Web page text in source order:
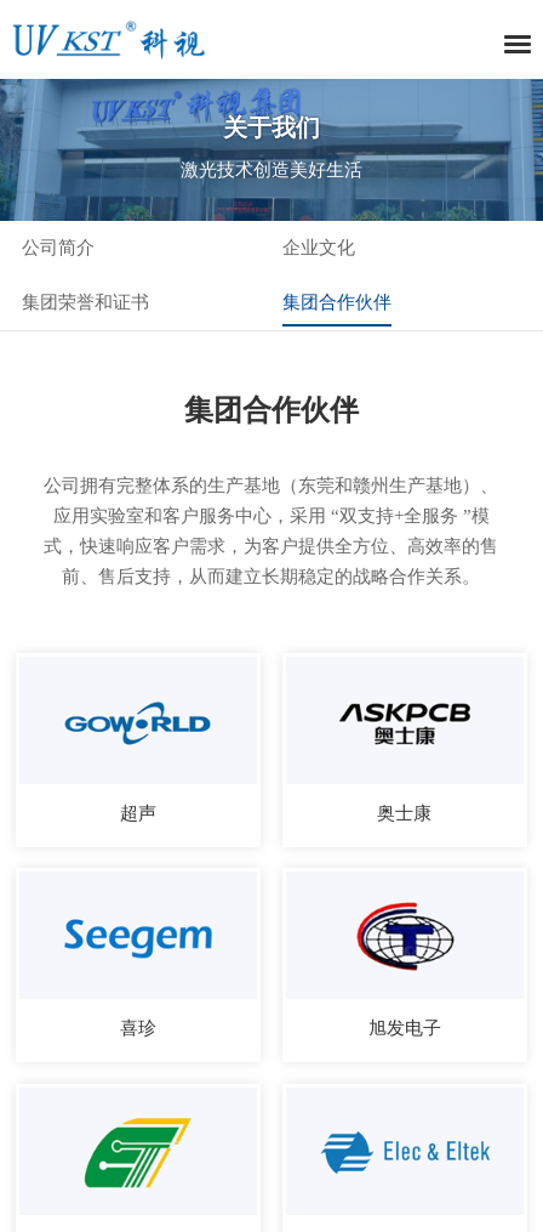
关于我们
激光技术创造美好生活
公司简介 企业文化
集团荣誉和证书 集团合作伙伴
集团合作伙伴
公司拥有完整体系的生产基地（东莞和赣州生产基地）、
应用实验室和客户服务中心，采用 “双支持+全服务 ”模
式，快速响应客户需求，为客户提供全方位、高效率的售
前、售后支持，从而建立长期稳定的战略合作关系。
超声 奥士康
喜珍 旭发电子